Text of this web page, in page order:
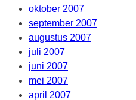
oktober 2007
september 2007
augustus 2007
juli 2007
juni 2007
mei 2007
april 2007